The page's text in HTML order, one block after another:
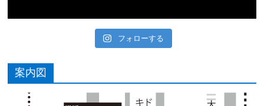
フォローする
案内図